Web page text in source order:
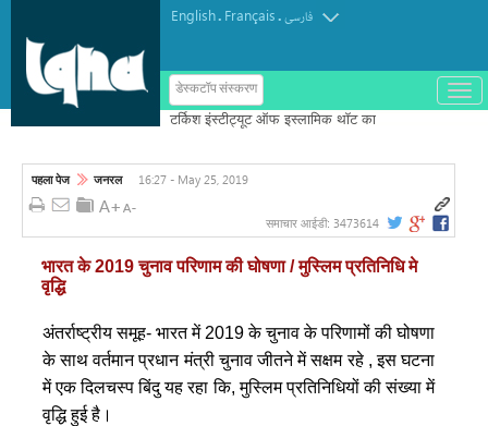
English. Français.فارسی
डेस्कटॉप संस्करण
ب
ا
पहला पेज जनरल 16:27 - May 25, 2019
समाचार आईडी: 3473614
भारत के 2019 चुनाव परिणाम की घोषणा / मुस्लिम प्रतिनिधि मे
वृद्धि
अंतर्राष्ट्रीय समूह- भारत में 2019 के चुनाव के परिणामों की घोषणा
के साथ वर्तमान प्रधान मंत्री चुनाव जीतने में सक्षम रहे , इस घटना
में एक दिलचस्प बिंदु यह रहा कि, मुस्लिम प्रतिनिधियों की संख्या में
वृद्धि हुई है।